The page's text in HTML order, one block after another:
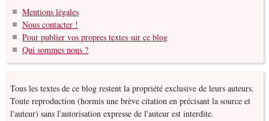
Mentions légales
Nous contacter !
Pour publier vos propres textes sur ce blog
Qui sommes nous ?
Tous les textes de ce blog restent la propriété exclusive de leurs auteurs.
Toute reproduction (hormis une brève citation en précisant la source et
l'auteur) sans l'autorisation expresse de l'auteur est interdite.